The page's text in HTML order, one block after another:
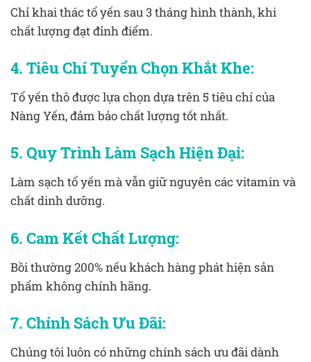
Chỉ khai thác tổ yến sau 3 tháng hình thành, khi
chất lượng đạt đỉnh điểm.
4. Tiêu Chí Tuyển Chọn Khắt Khe:
Tổ yến thô được lựa chọn dựa trên 5 tiêu chí của
Nàng Yến, đảm bảo chất lượng tốt nhất.
5. Quy Trình Làm Sạch Hiện Đại:
Làm sạch tổ yến mà vẫn giữ nguyên các vitamin và
chất dinh dưỡng.
6. Cam Kết Chất Lượng:
Bồi thường 200% nếu khách hàng phát hiện sản
phẩm không chính hãng.
7. Chính Sách Ưu Đãi:
Chúng tôi luôn có những chính sách ưu đãi dành